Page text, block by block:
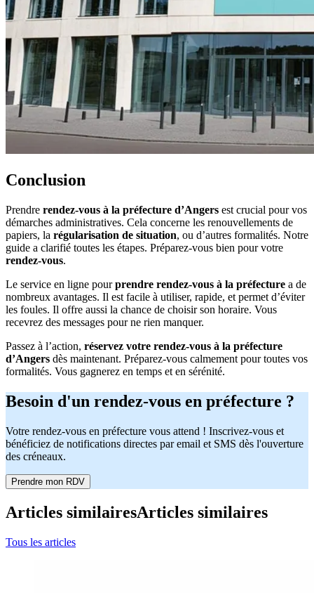
Conclusion
Prendre rendez-vous à la préfecture d’Angers est crucial pour vos
démarches administratives. Cela concerne les renouvellements de
papiers, la régularisation de situation, ou d’autres formalités. Notre
guide a clarifié toutes les étapes. Préparez-vous bien pour votre
rendez-vous.
Le service en ligne pourprendre rendez-vous à la préfecture a de
nombreux avantages. Il est facile à utiliser, rapide, et permet d’éviter
les foules. Il offre aussi la chance de choisir son horaire. Vous
recevrez des messages pour ne rien manquer.
Passez à l’action, réservez votre rendez-vous à la préfecture
d’Angers dès maintenant. Préparez-vous calmement pour toutes vos
formalités. Vous gagnerez en temps et en sérénité.
Besoin d'un rendez-vous en préfecture ?
Votre rendez-vous en préfecture vous attend ! Inscrivez-vous et
bénéficiez de notifications directes par email et SMS dès l'ouverture
des créneaux.
Prendre mon RDV
Articles similairesArticles similaires
Tous les articles